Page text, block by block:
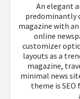
An elegant
predominantly
magazine with
online
customizer
layouts as a
magazine,
minimal news
theme is